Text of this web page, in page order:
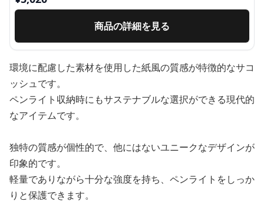
商品の詳細を見る
環境に配慮した素材を使用した紙風の質感が特徴的なサコ
ッシュです。
ペンライト収納時にもサステナブルな選択ができる現代的
なアイテムです。
独特の質感が個性的で、他にはないユニークなデザインが
印象的です。
軽量でありながら十分な強度を持ち、ペンライトをしっか
りと保護できます。